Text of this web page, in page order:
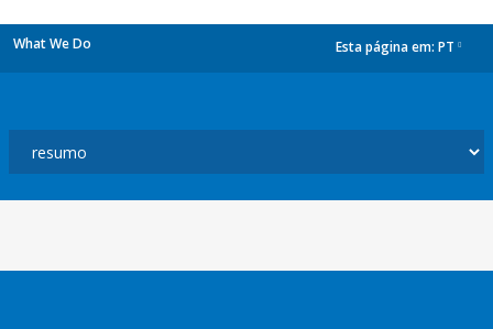
What We Do Esta página em: PT